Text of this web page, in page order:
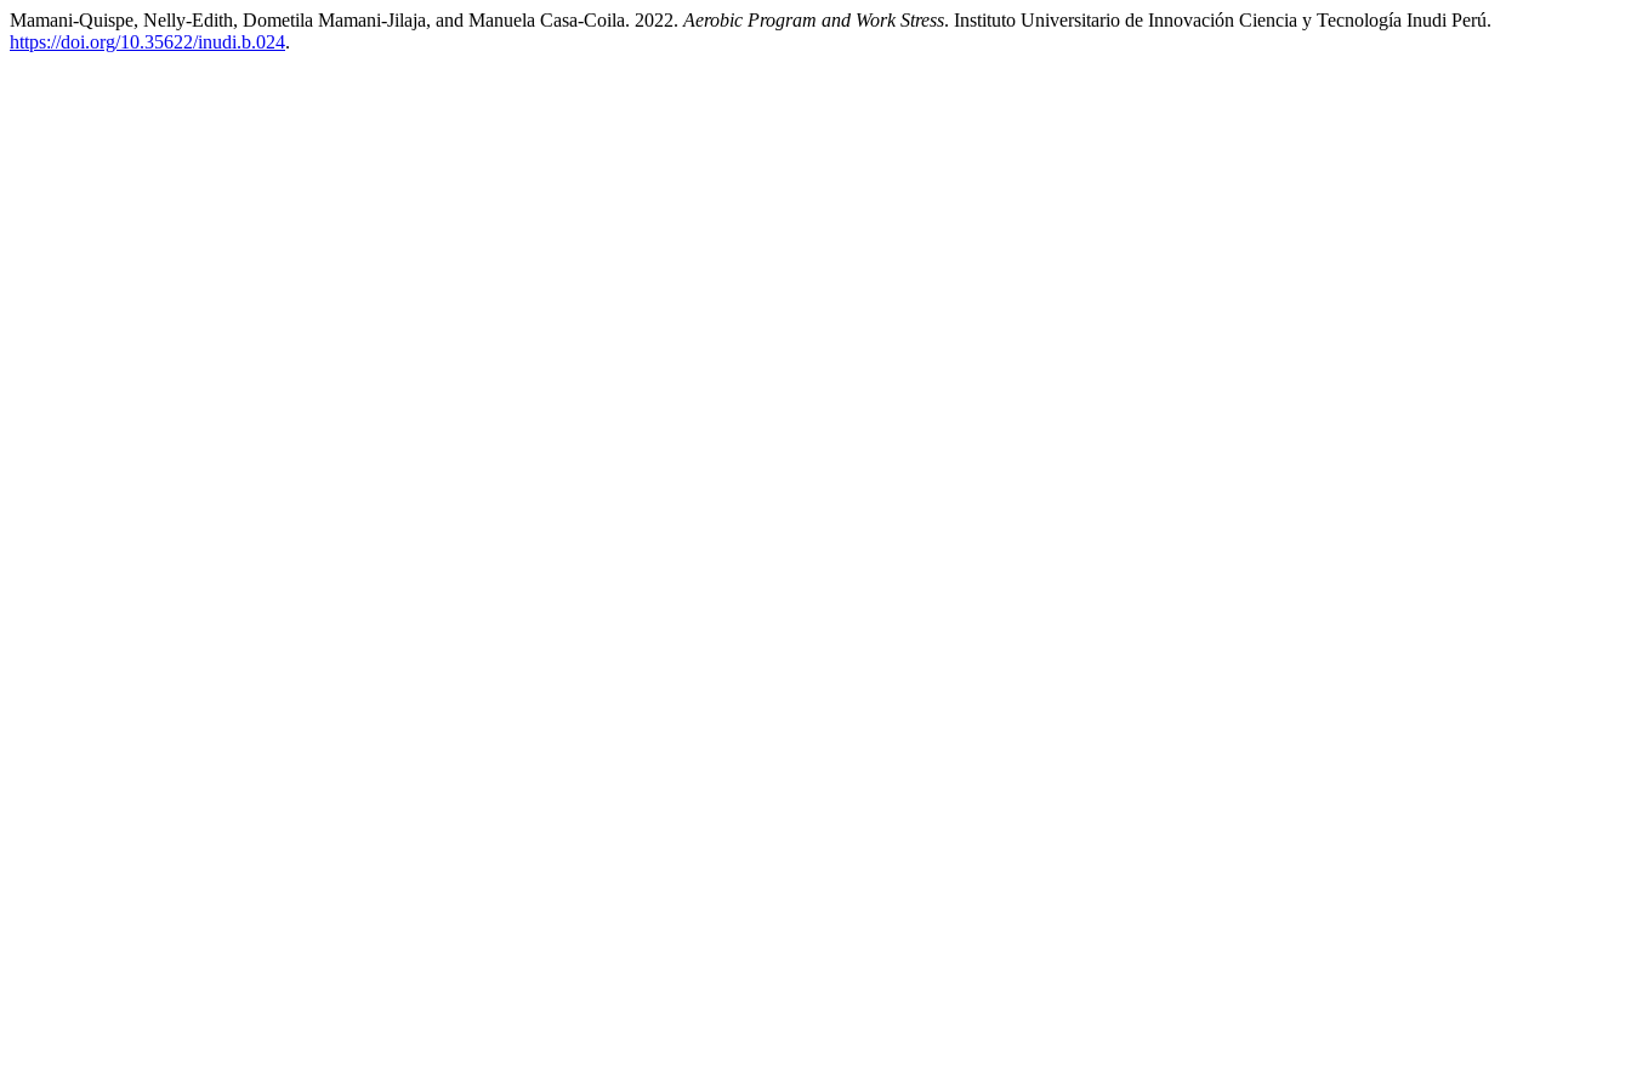
Mamani-Quispe, Nelly-Edith, Dometila Mamani-Jilaja, and Manuela Casa-Coila. 2022. Aerobic Program and Work Stress. Instituto Universitario de Innovación Ciencia y Tecnología Inudi Perú.
https://doi.org/10.35622/inudi.b.024.